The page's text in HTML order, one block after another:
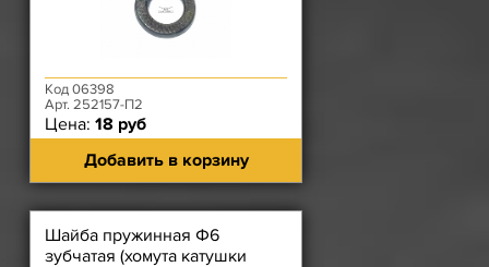
Код 06398
Арт. 252157-П2
Цена: 18 руб
Добавить в корзину
Шайба пружинная Ф6
зубчатая (хомута катушки